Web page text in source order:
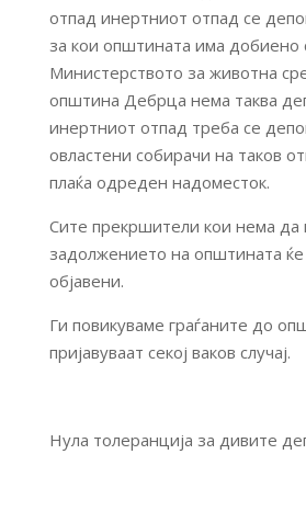
отпад инертниот отпад се
за кои општината има добиено
Министерството за животна
општина Дебрца нема таква
инертниот отпад треба се
овластени собирачи на таков
плаќа одреден надоместок.
Сите прекршители кои нема да
задолжението на општината ќе
објавени.
Ги повикуваме граѓаните до
пријавуваат секој ваков случај.
Нула толеранција за дивите